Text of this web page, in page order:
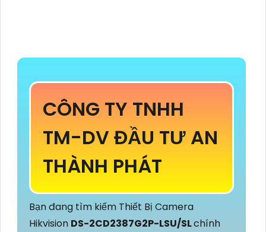
CÔNG TY TNHH
TM-DV ĐẦU TƯ AN
THÀNH PHÁT
Bạn đang tìm kiếm Thiết Bị Camera
Hikvision DS-2CD2387G2P-LSU/SLchính